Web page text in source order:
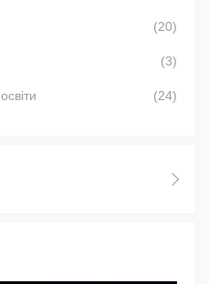
(20)
(3)
(24)